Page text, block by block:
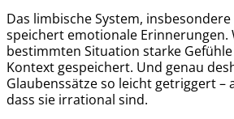
Das limbische System,
speichert emotionale Erinnerungen.
bestimmten Situation starke
Kontext gespeichert. Und genau
Glaubenssätze so leicht getriggert –
dass sie irrational sind.